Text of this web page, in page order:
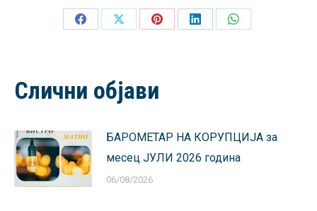
Share
Share
Share
Share
Share
Слични објави
БАРОМЕТАР НА КОРУПЦИЈА за
месец ЈУЛИ 2026 година
06/08/2026